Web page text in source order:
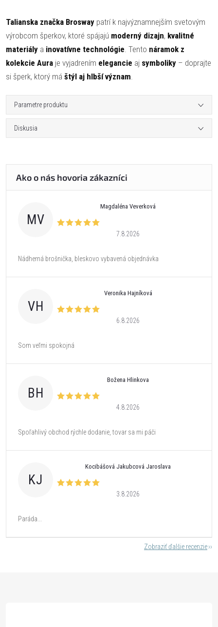
Talianska značka Brosway patrí k najvýznamnejším svetovým
výrobcom šperkov, ktoré spájajú moderný dizajn, kvalitné
materiály a inovatívne technológie. Tento náramok z
kolekcie Aura je vyjadrením elegancie aj symboliky – doprajte
si šperk, ktorý má štýl aj hlbší význam.
Parametre produktu
Diskusia
MV
Magdaléna Veverková
7.8.2026
Nádherná brošnička, bleskovo vybavená objednávka
VH
Veronika Hajníková
6.8.2026
Som veľmi spokojná
BH
Božena Hlinkova
4.8.2026
Spoľahlivý obchod rýchle dodanie, tovar sa mi páči
KJ
Kocibášová Jakubcová Jaroslava
3.8.2026
Paráda...
Zobraziť ďalšie recenzie